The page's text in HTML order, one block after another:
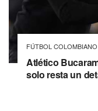
FÚTBOL COLOMBIANO
Atlético
solo resta un